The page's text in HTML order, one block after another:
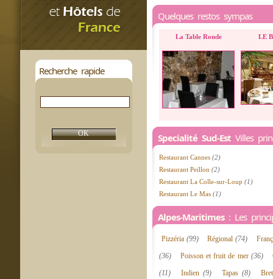
Recherche rapide
Quelques restos sympas
La Table Ronde LE
Specialité Sud-Est Villes
Restaurant Cannes (2)
Restaurant Peillon (2)
Restaurant La Colle-sur-Loup (1)
Restaurant Le Mas (1)
Alpes-Maritimes: Les
Pizzéria(99) Régional(74)
(36)
Poisson et fruit de mer (36)
(11)
Indien(9) Tapas(8)